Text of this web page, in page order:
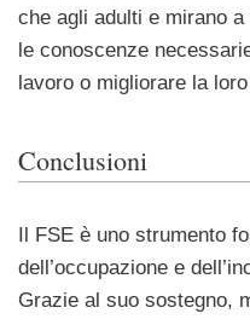
che agli adulti e mirano
le conoscenze
lavoro o migliorare la
Conclusioni
Il FSE è uno strumento
dell’occupazione e
Grazie al suo sostegno,